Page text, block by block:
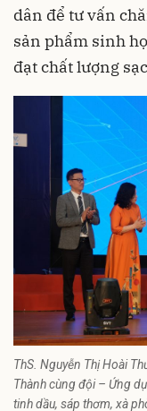
dân để tư vấn
sản phẩm sinh
đạt chất lượng
ThS. Nguyễn Thị Hoài
Thành cùng đội – Ứng
tinh dầu, sáp thơm, xà